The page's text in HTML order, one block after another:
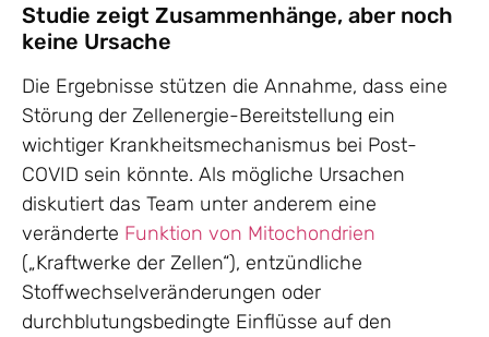
Studie zeigt Zusammenhänge, aber noch
keine Ursache
Die Ergebnisse stützen die Annahme, dass eine
Störung der Zellenergie-Bereitstellung ein
wichtiger Krankheitsmechanismus bei Post-
COVID sein könnte. Als mögliche Ursachen
diskutiert das Team unter anderem eine
veränderte Funktion von Mitochondrien
(„Kraftwerke der Zellen“), entzündliche
Stoffwechselveränderungen oder
durchblutungsbedingte Einflüsse auf den